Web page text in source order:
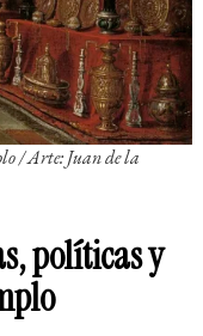
/ Arte: Juan de la
políticas y